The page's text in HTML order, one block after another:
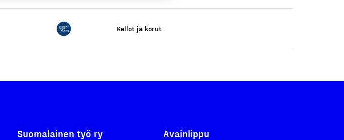
Kellot ja korut
Suomalainen työ ry Avainlippu